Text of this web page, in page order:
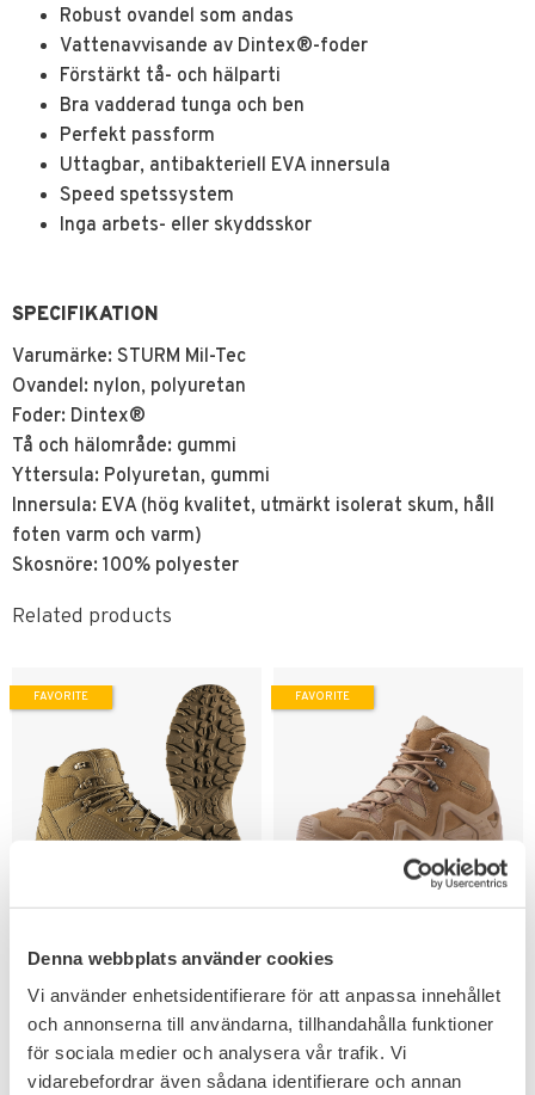
Denna webbplats använder cookies
Vi använder enhetsidentifierare för att anpassa innehållet
och annonserna till användarna, tillhandahålla funktioner
för sociala medier och analysera vår trafik. Vi
vidarebefordrar även sådana identifierare och annan
Robust ovandel som andas
Vattenavvisande av Dintex®-foder
Förstärkt tå- och hälparti
Bra vadderad tunga och ben
Perfekt passform
Uttagbar, antibakteriell EVA innersula
Speed spetssystem
Inga arbets- eller skyddsskor
SPECIFIKATION
Varumärke: STURM Mil-Tec
Ovandel: nylon, polyuretan
Foder: Dintex®
Tå och hälområde: gummi
Yttersula: Polyuretan, gummi
Innersula: EVA (hög kvalitet, utmärkt isolerat skum, håll
foten varm och varm)
Skosnöre: 100% polyester
Related products
Lättvikt
Stötdämpning & anti-halk.
799
FAVORITE
Lättvikt Anti-slip
Perfekt även för friluftsliv &
1 279
FAVORITE